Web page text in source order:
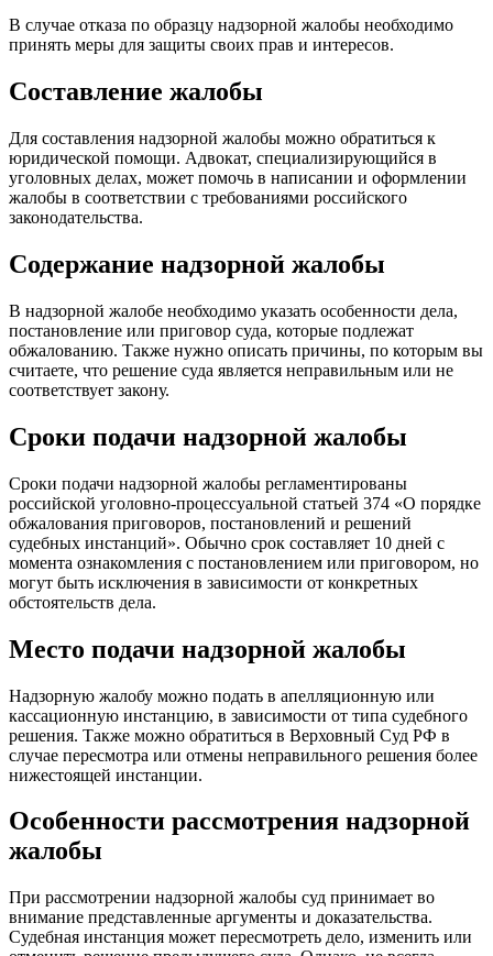
В случае отказа по образцу надзорной жалобы необходимо
принять меры для защиты своих прав и интересов.
Составление жалобы
Для составления надзорной жалобы можно обратиться к
юридической помощи. Адвокат, специализирующийся в
уголовных делах, может помочь в написании и оформлении
жалобы в соответствии с требованиями российского
законодательства.
Содержание надзорной жалобы
В надзорной жалобе необходимо указать особенности дела,
постановление или приговор суда, которые подлежат
обжалованию. Также нужно описать причины, по которым вы
считаете, что решение суда является неправильным или не
соответствует закону.
Сроки подачи надзорной жалобы
Сроки подачи надзорной жалобы регламентированы
российской уголовно-процессуальной статьей 374 «О порядке
обжалования приговоров, постановлений и решений
судебных инстанций». Обычно срок составляет 10 дней с
момента ознакомления с постановлением или приговором, но
могут быть исключения в зависимости от конкретных
обстоятельств дела.
Место подачи надзорной жалобы
Надзорную жалобу можно подать в апелляционную или
кассационную инстанцию, в зависимости от типа судебного
решения. Также можно обратиться в Верховный Суд РФ в
случае пересмотра или отмены неправильного решения более
нижестоящей инстанции.
Особенности рассмотрения надзорной
жалобы
При рассмотрении надзорной жалобы суд принимает во
внимание представленные аргументы и доказательства.
Судебная инстанция может пересмотреть дело, изменить или